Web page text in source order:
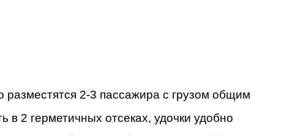
разместятся 2-3 пассажира с грузом общим
2 герметичных отсеках, удочки удобно